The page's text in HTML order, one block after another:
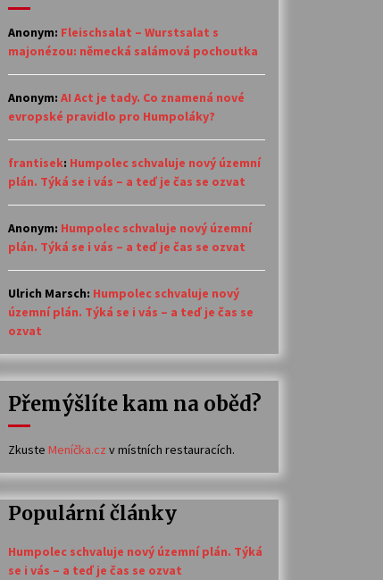
30. 6. 2026
Anonym: Fleischsalat – Wurstsalat s
majonézou: německá salámová pochoutka
Anonym: AI Act je tady. Co znamená nové
evropské pravidlo pro Humpoláky?
frantisek: Humpolec schvaluje nový územní
plán. Týká se i vás – a teď je čas se ozvat
Anonym: Humpolec schvaluje nový územní
plán. Týká se i vás – a teď je čas se ozvat
Ulrich Marsch: Humpolec schvaluje nový
územní plán. Týká se i vás – a teď je čas se
ozvat
Přemýšlíte kam na oběd?
Zkuste Meníčka.cz v místních restauracích.
Populární články
Humpolec schvaluje nový územní plán. Týká
se i vás – a teď je čas se ozvat